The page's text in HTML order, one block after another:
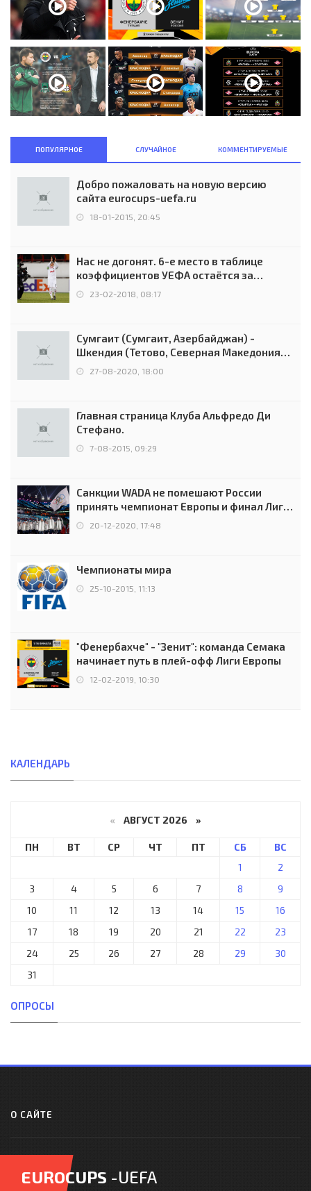
ПОПУЛЯРНОЕ СЛУЧАЙНОЕ КОММЕНТИРУЕМЫЕ
Добро пожаловать на новую версию
сайта eurocups-uefa.ru
18-01-2015, 20:45
Нас не догонят. 6-е место в таблице
коэффициентов УЕФА остаётся за
Россией
23-02-2018, 08:17
Сумгаит (Сумгаит, Азербайджан) -
Шкендия (Тетово, Северная Македония) -
0:2 (0:0)
27-08-2020, 18:00
Главная страница Клуба Альфредо Ди
Стефано.
7-08-2015, 09:29
Санкции WADA не помешают России
принять чемпионат Европы и финал Лиги
чемпионов.
20-12-2020, 17:48
Чемпионаты мира
25-10-2015, 11:13
"Фенербахче" - "Зенит": команда Семака
начинает путь в плей-офф Лиги Европы
12-02-2019, 10:30
КАЛЕНДАРЬ
« АВГУСТ 2026 »
ПН ВТ СР ЧТ ПТ СБ
ВС
1
2
3
4 5 6 7 8
9
10
11 12 13 14 15
16
17
18 19 20 21 22
23
24
25 26 27 28 29
30
31
ОПРОСЫ
О САЙТЕ
EUROCUPS -UEFA